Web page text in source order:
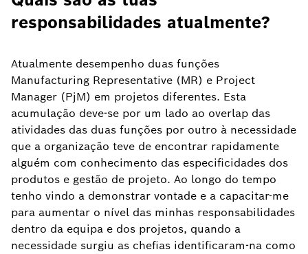
responsabilidades atualmente?
Atualmente desempenho duas funções
Manufacturing Representative (MR) e Project
Manager (PjM) em projetos diferentes. Esta
acumulação deve-se por um lado ao overlap das
atividades das duas funções por outro à necessidade
que a organização teve de encontrar rapidamente
alguém com conhecimento das especificidades dos
produtos e gestão de projeto. Ao longo do tempo
tenho vindo a demonstrar vontade e a capacitar-me
para aumentar o nível das minhas responsabilidades
dentro da equipa e dos projetos, quando a
necessidade surgiu as chefias identificaram-na como